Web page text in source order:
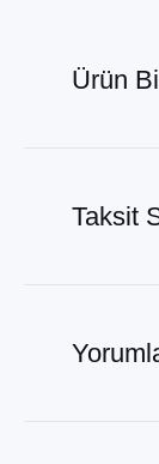
Ürün
Taksit